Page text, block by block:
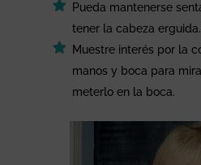
Pueda mantenerse
tener la cabeza erguida.
Muestre interés por la
manos y boca para
meterlo en la boca.